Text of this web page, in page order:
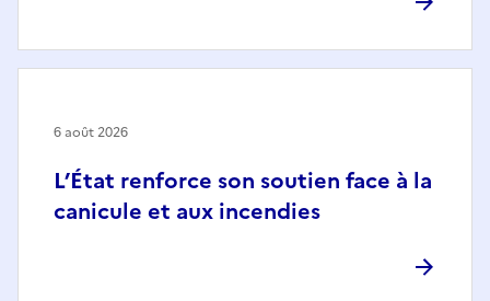
L’État renforce son soutien face à la
canicule et aux incendies
6 août 2026